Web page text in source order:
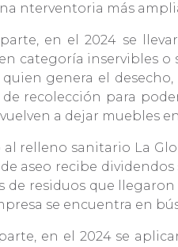
nterventoria más
en el 2024 se
categoría inservibles o
genera el
recolección para
a dejar muebles
al relleno sanitario La
aseo recibe
de residuos que
se encuentra en
en el 2024 se